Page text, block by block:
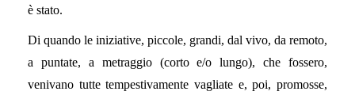
è stato.
Di quando le iniziative, piccole, grandi, dal vivo, da remoto,
a puntate, a metraggio (corto e/o lungo), che fossero,
venivano tutte tempestivamente vagliate e, poi, promosse,